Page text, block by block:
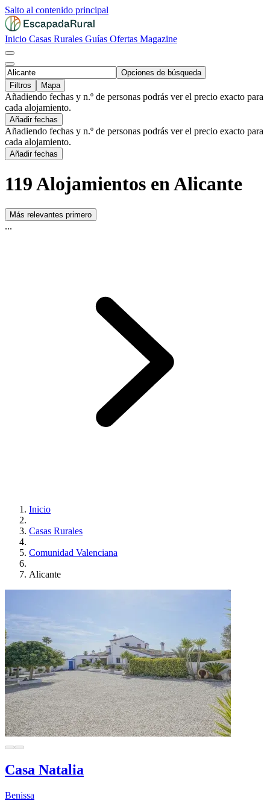
Salto al contenido principal
Inicio Casas Rurales Guías Ofertas Magazine
Opciones de búsqueda
Filtros
Mapa
Añadiendo fechas y n.º de personas podrás ver el precio exacto para
cada alojamiento.
Añadir fechas
Añadiendo fechas y n.º de personas podrás ver el precio exacto para
cada alojamiento.
Añadir fechas
119 Alojamientos en Alicante
Más relevantes primero
...
Inicio
Casas Rurales
Comunidad Valenciana
Alicante
Casa Natalia
Benissa